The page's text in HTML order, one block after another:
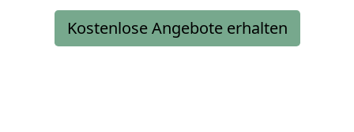
Kostenlose Angebote erhalten